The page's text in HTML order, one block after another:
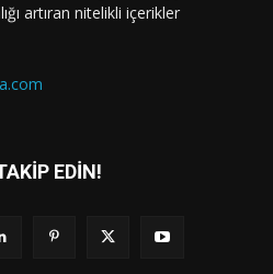
artıran nitelikli içerikler
EDİN!